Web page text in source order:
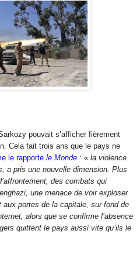
pouvait s’afficher fièrement
Cela fait trois ans que le pays ne
le rapporte le Monde : « la violence
a pris une nouvelle dimension. Plus
des combats qui
une menace de voir exploser
aux portes de la capitale, sur fond de
alors que se confirme l’absence
quittent le pays aussi vite qu’ils le